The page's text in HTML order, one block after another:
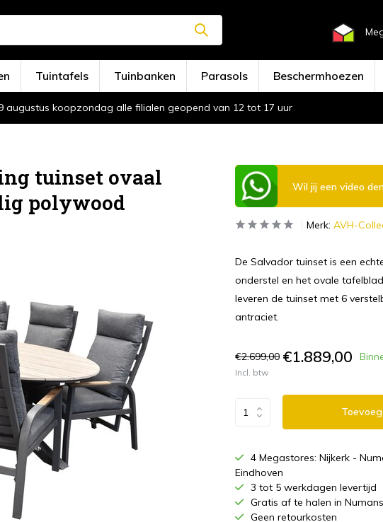
Tuintafels Tuinbanken Parasols Beschermhoezen
augustus koopzondag alle filialen geopend van 12 tot 17 uur
tuinset ovaal
polywood
Wil jij een video
Merk: AVH-
De Salvador tuinset is een
onderstel en het ovale
leveren de tuinset met 6
antraciet.
€2.699,00 €1.889,00
Incl. btw
4 Megastores: Nijkerk -
Eindhoven
3 tot 5 werkdagen levertijd
Gratis af te halen in
Geen retourkosten